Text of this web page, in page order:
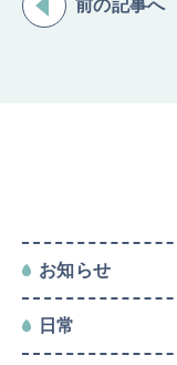
前の記事へ
お知らせ
日常